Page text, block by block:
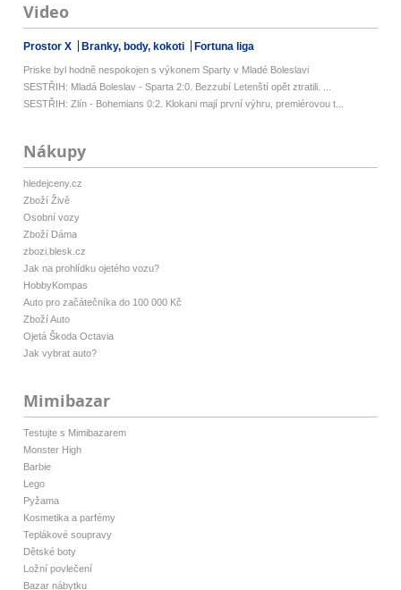
Video
Prostor X Branky, body, kokoti Fortuna liga
Priske byl hodně nespokojen s výkonem Sparty v Mladé Boleslavi
SESTŘIH: Mladá Boleslav - Sparta 2:0. Bezzubí Letenští opět ztratili. ...
SESTŘIH: Zlín - Bohemians 0:2. Klokani mají první výhru, premiérovou t...
Nákupy
hledejceny.cz
Zboží Živě
Osobní vozy
Zboží Dáma
zbozi.blesk.cz
Jak na prohlídku ojetého vozu?
HobbyKompas
Auto pro začátečníka do 100 000 Kč
Zboží Auto
Ojetá Škoda Octavia
Jak vybrat auto?
Mimibazar
Testujte s Mimibazarem
Monster High
Barbie
Lego
Pyžama
Kosmetika a parfémy
Teplákové soupravy
Dětské boty
Ložní povlečení
Bazar nábytku